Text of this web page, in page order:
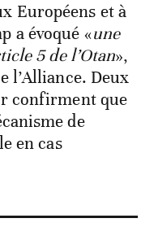
Européens et à
a évoqué «une
5 de l’Otan»,
l’Alliance. Deux
confirment que
de
en cas